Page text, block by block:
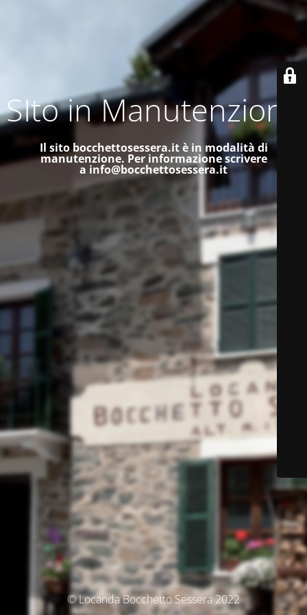
SIto in Manutenzione
Il sito bocchettosessera.it è in modalità di
manutenzione. Per informazione scrivere
a info@bocchettosessera.it
© Locanda Bocchetto Sessera 2022